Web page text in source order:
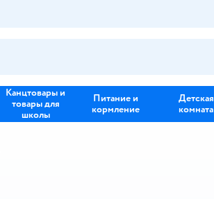
Канцтовары и
товары для
школы
Питание и
кормление
Детская
комната